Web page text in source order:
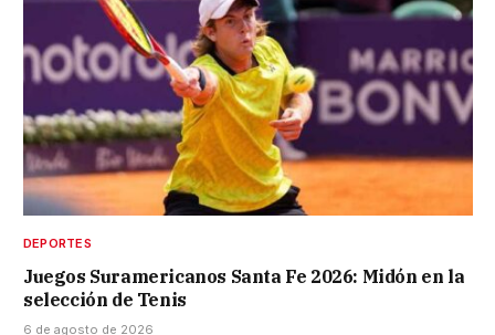
DEPORTES
Juegos Suramericanos Santa Fe 2026: Midón en la
selección de Tenis
6 de agosto de 2026